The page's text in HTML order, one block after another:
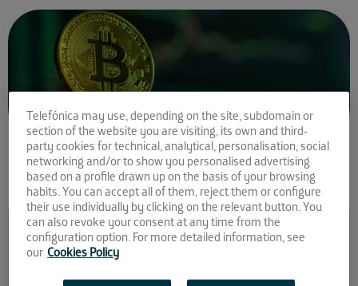
Comparte la noticia:
Bitcoinpyme acuerda con
Toyota la primera pasarela
Telefónica may use, depending on the site, subdomain or
section of the website you are visiting, its own and third-
party cookies for technical, analytical, personalisation, social
networking and/or to show you personalised advertising
based on a profile drawn up on the basis of your browsing
habits. You can accept all of them, reject them or configure
their use individually by clicking on the relevant button. You
can also revoke your consent at any time from the
configuration option. For more detailed information, see
our Cookies Policy